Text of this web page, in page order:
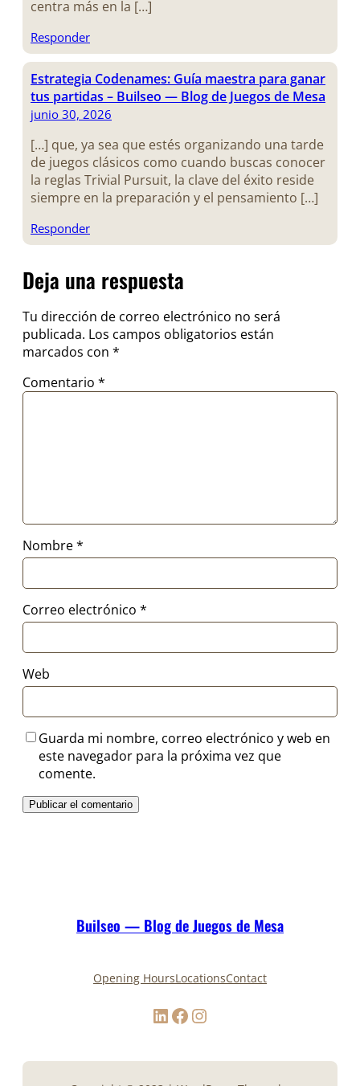
centra más en la […]
Responder
Estrategia Codenames: Guía maestra para ganar
tus partidas – Builseo — Blog de Juegos de Mesa
junio 30, 2026
[…] que, ya sea que estés organizando una tarde
de juegos clásicos como cuando buscas conocer
la reglas Trivial Pursuit, la clave del éxito reside
siempre en la preparación y el pensamiento […]
Responder
Deja una respuesta
Tu dirección de correo electrónico no será
publicada. Los campos obligatorios están
marcados con *
Comentario *
Nombre*
Correo electrónico *
Web
Guarda mi nombre, correo electrónico y web en
este navegador para la próxima vez que
comente.
Builseo — Blog de Juegos de Mesa
Opening HoursLocationsContact
LinkedIn Facebook Instagram